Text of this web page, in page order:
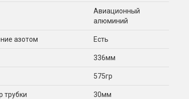
Авиационный
алюминий
азотом Есть
336мм
575гр
трубки 30мм